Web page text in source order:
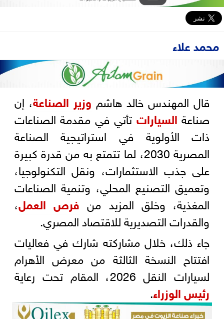
محمد علاء
قال المهندس خالد هاشم وزير الصناعة، إن
صناعة السيارات تأتي في مقدمة الصناعات
ذات الأولوية في استراتيجية الصناعة
المصرية 2030، لما تتمتع به من قدرة كبيرة
على جذب الاستثمارات، ونقل التكنولوجيا،
وتعميق التصنيع المحلي، وتنمية الصناعات
المغذية، وخلق المزيد من فرص العمل،
والقدرات التصديرية للاقتصاد المصري.
جاء ذلك، خلال مشاركته شارك في فعاليات
افتتاح النسخة الثالثة من معرض الأهرام
لسيارات النقل 2026، المقام تحت رعاية
رئيس الوزراء.